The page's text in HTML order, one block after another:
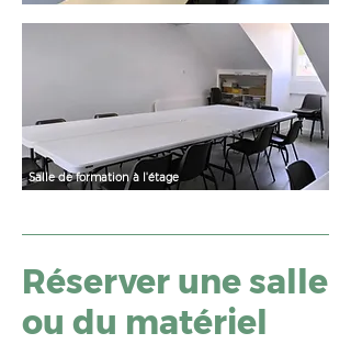
Salle de formation à l'étage
Réserver une salle
ou du matériel